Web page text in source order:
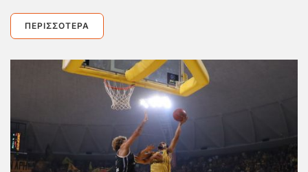
ΠΕΡΙΣΣΌΤΕΡΑ